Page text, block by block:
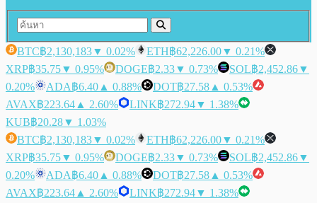
BTC฿2,130,183▼ 0.02% ETH฿62,226.00▼ 0.21%
XRP฿35.75▼ 0.95% DOGE฿2.33▼ 0.73% SOL฿2,452.86▼
0.20%
ADA฿6.40 ▲ 0.88% DOT฿27.58 ▲ 0.53%
AVAX฿223.64 ▲ 2.60% LINK฿272.94▼ 1.38%
KUB฿20.28▼ 1.03%
BTC฿2,130,183▼ 0.02% ETH฿62,226.00▼ 0.21%
XRP฿35.75▼ 0.95% DOGE฿2.33▼ 0.73% SOL฿2,452.86▼
0.20%
ADA฿6.40 ▲ 0.88% DOT฿27.58 ▲ 0.53%
AVAX฿223.64 ▲ 2.60% LINK฿272.94▼ 1.38%